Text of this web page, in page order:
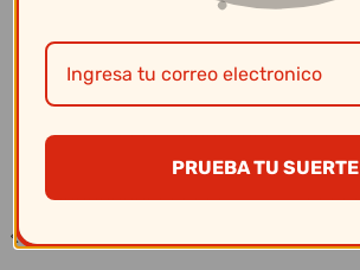
PRUEBA TU SUERTE